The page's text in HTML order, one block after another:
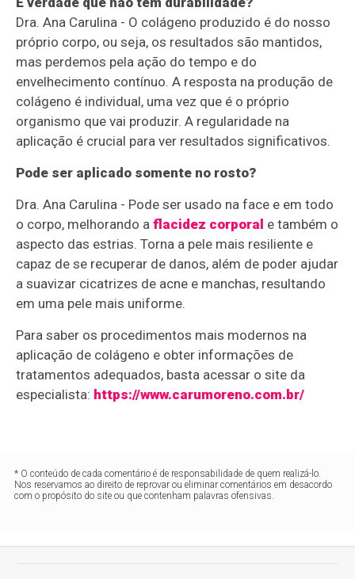
Dra. Ana Carulina - O colágeno produzido é do nosso
próprio corpo, ou seja, os resultados são mantidos,
mas perdemos pela ação do tempo e do
envelhecimento contínuo. A resposta na produção de
colágeno é individual, uma vez que é o próprio
organismo que vai produzir. A regularidade na
aplicação é crucial para ver resultados significativos.
Pode ser aplicado somente no rosto?
Dra. Ana Carulina - Pode ser usado na face e em todo
o corpo, melhorando aflacidez corporal e também o
aspecto das estrias. Torna a pele mais resiliente e
capaz de se recuperar de danos, além de poder ajudar
a suavizar cicatrizes de acne e manchas, resultando
em uma pele mais uniforme.
Para saber os procedimentos mais modernos na
aplicação de colágeno e obter informações de
tratamentos adequados, basta acessar o site da
especialista: https://www.carumoreno.com.br/
* O conteúdo de cada comentário é de responsabilidade de quem realizá-lo.
Nos reservamos ao direito de reprovar ou eliminar comentários em desacordo
com o propósito do site ou que contenham palavras ofensivas.